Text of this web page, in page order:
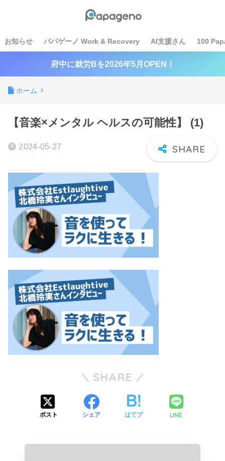
お知らせ パパゲーノ Work & Recovery AI支援さん 100
府中に就労Bを2026年5月OPEN！
ホーム
【音楽×メンタル ヘルスの可能性】 (1)
2024-05-27
SHARE
ポスト シェア はてブ LINE